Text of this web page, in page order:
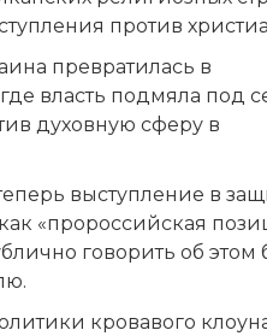
против
превратилась в
власть подмяла под
духовную сферу в
выступление в
«пророссийская
говорить об этом
кровавого